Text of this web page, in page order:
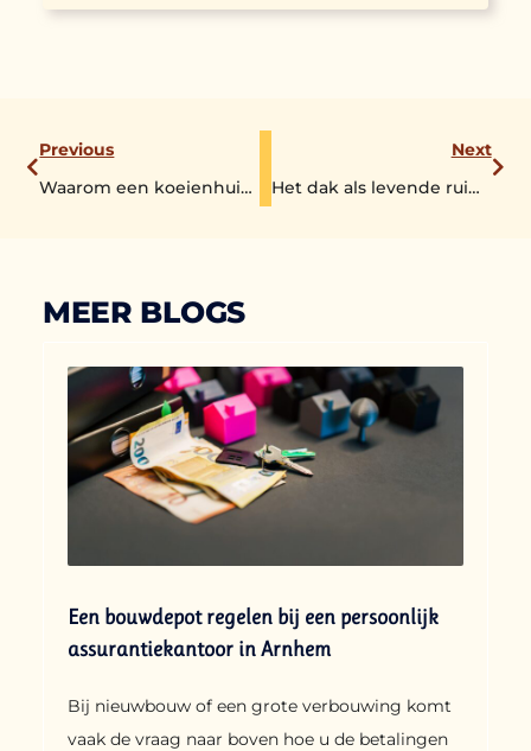
Previous
Waarom een koeienhuid vloerkleed elk interieur direct karakter geeft
Next
Het dak als levende ruimte: zo draagt dakgroen bij aan een toekomstbestendige stad
MEER BLOGS
Een bouwdepot regelen bij een persoonlijk
assurantiekantoor in Arnhem
Bij nieuwbouw of een grote verbouwing komt
vaak de vraag naar boven hoe u de betalingen